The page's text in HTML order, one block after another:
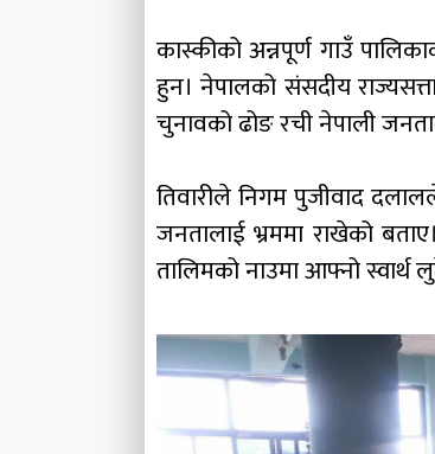
कास्कीको अन्नपूर्ण गाउँ
हुन। नेपालको संसदीय
चुनावको ढोङ रची नेपाली
तिवारीले निगम पुजीवाद
जनतालाई भ्रममा राखेको
तालिमको नाउमा आफ्नो स्वार्थ